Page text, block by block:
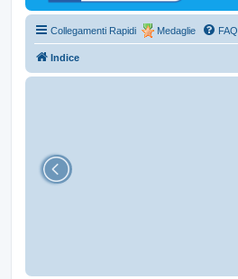
Collegamenti Rapidi Medaglie FAQ
Indice